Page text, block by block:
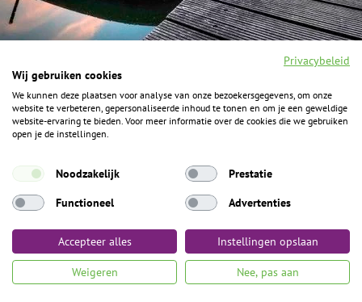
F
a
c
e
o
o
k
I
n
s
t
g
a
Y
o
u
t
b
P
i
n
ALGEMENE INFORMATIE
Het Geheim over de grens zijn de Duitse vakantieregio’s
Algemene voorwaarden Privacybeleid Toegankelijkheid
Privacybeleid
Wij gebruiken cookies
We kunnen deze plaatsen voor analyse van onze bezoekersgegevens, om onze
website te verbeteren, gepersonaliseerde inhoud te tonen en om je een geweldige
website-ervaring te bieden. Voor meer informatie over de cookies die we gebruiken
open je de instellingen.
Noodzakelijk
Prestatie
Functioneel
Advertenties
Accepteer alles Instellingen opslaan
Weigeren Nee, pas aan